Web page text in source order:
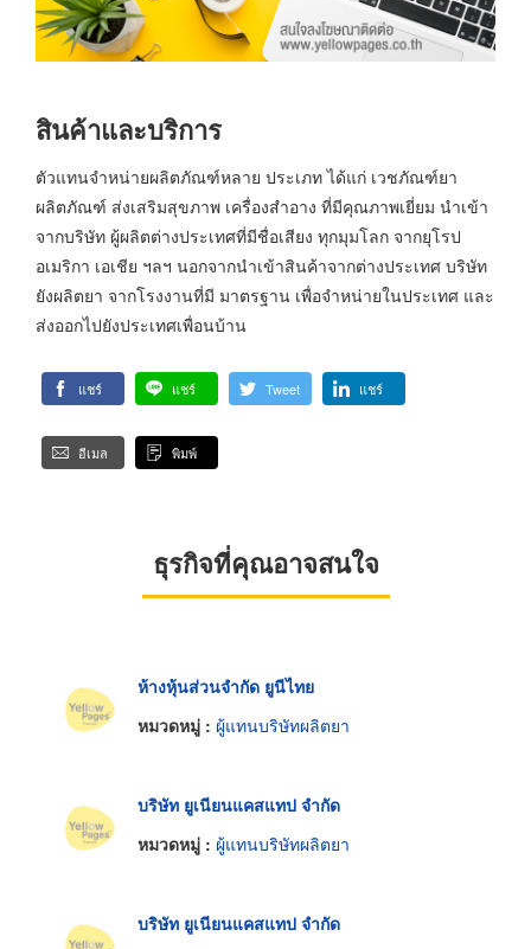
สินค้าและบริการ
ตัวแทนจำหน่ายผลิตภัณฑ์หลาย ประเภท ได้แก่ เวชภัณฑ์ยา
ผลิตภัณฑ์ ส่งเสริมสุขภาพ เครื่องสำอาง ที่มีคุณภาพเยี่ยม นำเข้า
จากบริษัท ผู้ผลิตต่างประเทศที่มีชื่อเสียง ทุกมุมโลก จากยุโรป
อเมริกา เอเชีย ฯลฯ นอกจากนำเข้าสินค้าจากต่างประเทศ บริษัท
ยังผลิตยา จากโรงงานที่มี มาตรฐาน เพื่อจำหน่ายในประเทศ และ
ส่งออกไปยังประเทศเพื่อนบ้าน
แชร์ แชร์ Tweet แชร์
อีเมล พิมพ์
ธุรกิจที่คุณอาจสนใจ
ห้างหุ้นส่วนจำกัด ยูนีไทย
หมวดหมู่ : ผู้แทนบริษัทผลิตยา
บริษัท ยูเนียนแคสแทป จำกัด
หมวดหมู่ : ผู้แทนบริษัทผลิตยา
บริษัท ยูเนียนแคสแทป จำกัด